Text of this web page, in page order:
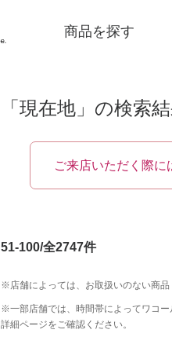
商品を探す
商品を探す
店舗検索
新着情報
「現在地」の検索
ご来店いただく際に
51-100/全2747件
※店舗によっては、お取扱いのない商品
※一部店舗では、時間帯によってワコ
詳細ページをご確認ください。